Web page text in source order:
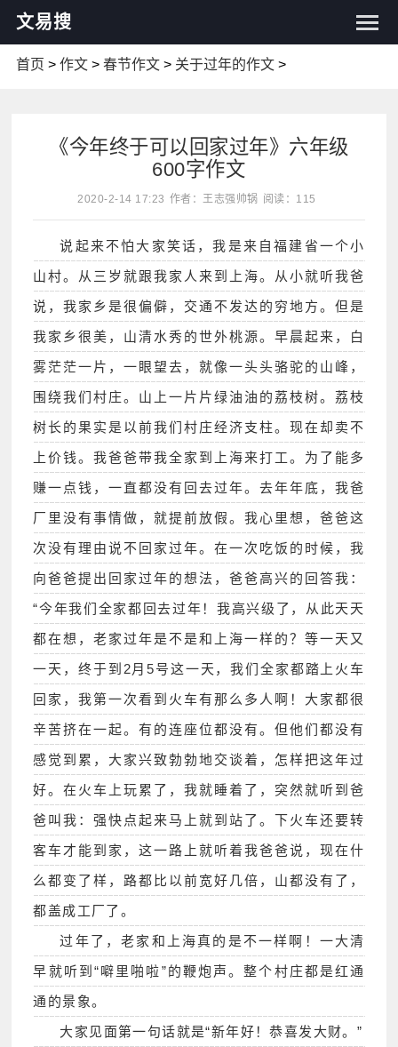
文易搜
首页 > 作文> 春节作文> 关于过年的作文>
《今年终于可以回家过年》六年级
600字作文
2020-2-14 17:23 作者：王志强帅锅 阅读：115
说起来不怕大家笑话，我是来自福建省一个小
山村。从三岁就跟我家人来到上海。从小就听我爸
说，我家乡是很偏僻，交通不发达的穷地方。但是
我家乡很美，山清水秀的世外桃源。早晨起来，白
雾茫茫一片，一眼望去，就像一头头骆驼的山峰，
围绕我们村庄。山上一片片绿油油的荔枝树。荔枝
树长的果实是以前我们村庄经济支柱。现在却卖不
上价钱。我爸爸带我全家到上海来打工。为了能多
赚一点钱，一直都没有回去过年。去年年底，我爸
厂里没有事情做，就提前放假。我心里想，爸爸这
次没有理由说不回家过年。在一次吃饭的时候，我
向爸爸提出回家过年的想法，爸爸高兴的回答我：
“今年我们全家都回去过年！我高兴级了，从此天天
都在想，老家过年是不是和上海一样的？等一天又
一天，终于到2月5号这一天，我们全家都踏上火车
回家，我第一次看到火车有那么多人啊！大家都很
辛苦挤在一起。有的连座位都没有。但他们都没有
感觉到累，大家兴致勃勃地交谈着，怎样把这年过
好。在火车上玩累了，我就睡着了，突然就听到爸
爸叫我：强快点起来马上就到站了。下火车还要转
客车才能到家，这一路上就听着我爸爸说，现在什
么都变了样，路都比以前宽好几倍，山都没有了，
都盖成工厂了。
过年了，老家和上海真的是不一样啊！一大清
早就听到“噼里啪啦”的鞭炮声。整个村庄都是红通
通的景象。
大家见面第一句话就是“新年好！恭喜发大财。”